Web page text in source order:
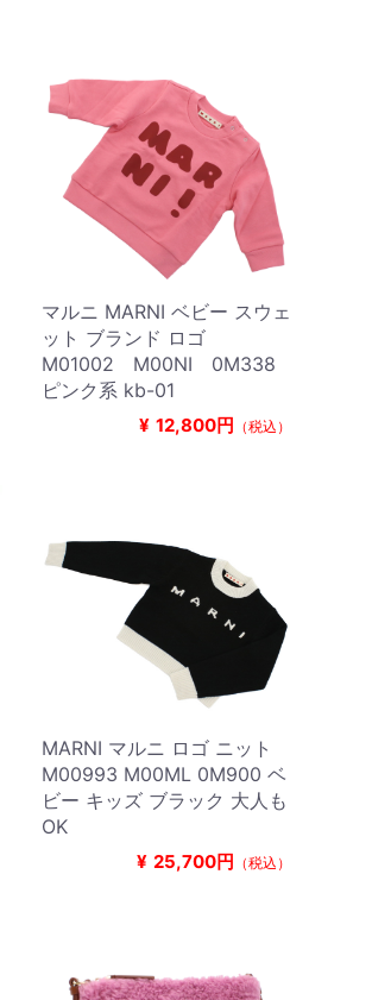
マルニ MARNI ベビー スウェ
ット ブランド ロゴ
M01002 M00NI 0M338
ピンク系 kb-01
¥ 12,800円 （税込）
MARNI マルニ ロゴ ニット
M00993 M00ML 0M900 ベ
ビー キッズ ブラック 大人も
OK
¥ 25,700円 （税込）